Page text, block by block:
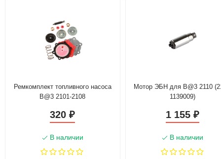
Ремкомплект топливного насоса
B@3 2101-2108
320₽
В наличии
Мотор ЭБН для B@3 2110
1139009)
1 155₽
В наличии